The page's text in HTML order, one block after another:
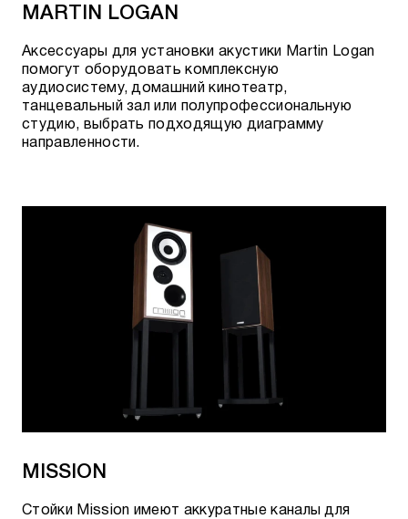
MARTIN LOGAN
Аксессуары для установки акустики Martin Logan
помогут оборудовать комплексную
аудиосистему, домашний кинотеатр,
танцевальный зал или полупрофессиональную
студию, выбрать подходящую диаграмму
направленности.
MISSION
Стойки Mission имеют аккуратные каналы для